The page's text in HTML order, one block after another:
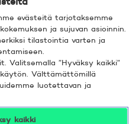
3, 02600
evästeitä tarjotaksemme
ja sujuvan asioinnin.
tilastointia varten ja
Valitsemalla ”Hyväksy kaikki”
Välttämättömillä
luotettavan ja
kaikki